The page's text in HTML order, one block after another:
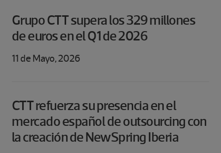
Grupo CTT supera los 329 millones
de euros en el Q1 de 2026
11 de Mayo, 2026
CTT refuerza su presencia en el
mercado español de outsourcing con
la creación de NewSpring Iberia